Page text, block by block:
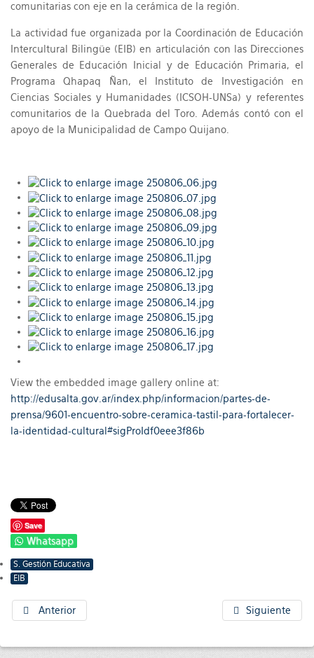
comunitarias con eje en la cerámica de la región.
La actividad fue organizada por la Coordinación de Educación
Intercultural Bilingüe (EIB) en articulación con las Direcciones
Generales de Educación Inicial y de Educación Primaria, el
Programa Qhapaq Ñan, el Instituto de Investigación en
Ciencias Sociales y Humanidades (ICSOH-UNSa) y referentes
comunitarios de la Quebrada del Toro. Además contó con el
apoyo de la Municipalidad de Campo Quijano.
View the embedded image gallery online at:
http://edusalta.gov.ar/index.php/informacion/partes-de-
prensa/9601-encuentro-sobre-ceramica-tastil-para-fortalecer-
la-identidad-cultural#sigProIdf0eee3f86b
Save
Whatsapp
S. Gestión Educativa
EIB
Anterior Siguiente